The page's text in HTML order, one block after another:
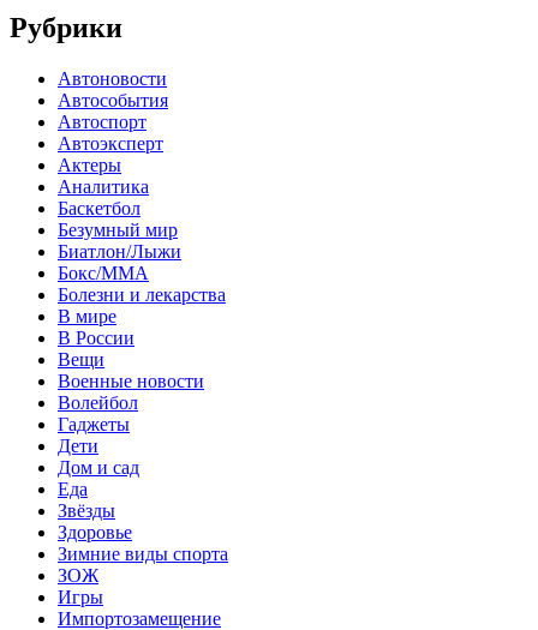
Рубрики
Автоновости
Автособытия
Автоспорт
Автоэксперт
Актеры
Аналитика
Баскетбол
Безумный мир
Биатлон/Лыжи
Бокс/MMA
Болезни и лекарства
В мире
В России
Вещи
Военные новости
Волейбол
Гаджеты
Дети
Дом и сад
Еда
Звёзды
Здоровье
Зимние виды спорта
ЗОЖ
Игры
Импортозамещение